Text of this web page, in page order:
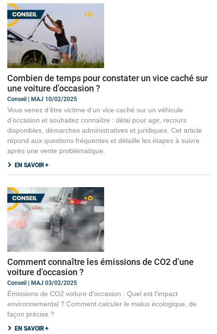
Combien de temps pour constater un vice caché sur
une voiture d’occasion ?
Conseil | MAJ 10/02/2025
Vous venez d’être victime d’un vice caché sur un véhicule
d’occasion et souhaitez connaître : délai pour agir, recours
disponibles, démarches administratives et juridiques. Cet article
répond aux questions fréquentes et détaille les étapes à suivre
après une vente problématique.
EN SAVOIR +
Comment connaître les émissions de CO2 d’une
voiture d’occasion ?
Conseil | MAJ 03/02/2025
Émissions de CO2 voiture d'occasion : Quel est l'impact
environnemental ? Comment calculer le malus écologique, de
façon précise ?
EN SAVOIR +